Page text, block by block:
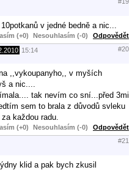
v jedné bedně a nic...
(+0) Nesouhlasím (-0) Odpovědět
15:14 #20
,,vykoupanyho,, v myších
a nic....
tak nevím co sní...před 3mi
sem to brala z důvodů svleku
každou radu.
(+0) Nesouhlasím (-0) Odpovědět
#21
klid a pak bych zkusil